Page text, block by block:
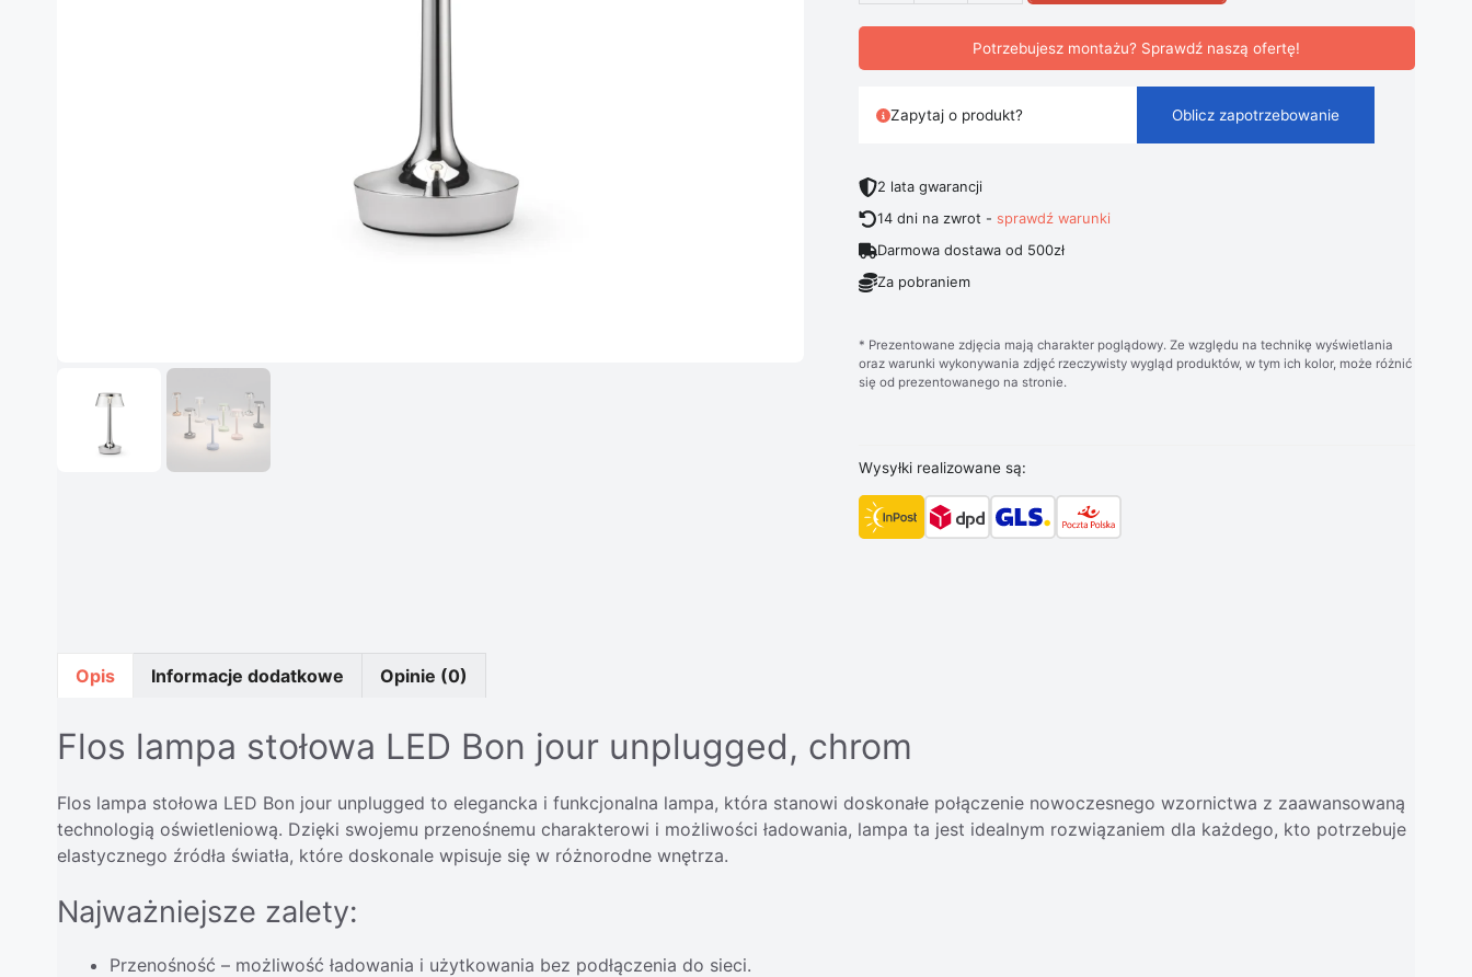
Potrzebujesz montażu? Sprawdź naszą ofertę!
Zapytaj o produkt? Oblicz zapotrzebowanie
2 lata gwarancji
14 dni na zwrot -sprawdź warunki
Darmowa dostawa od 500zł
Za pobraniem
* Prezentowane zdjęcia mają charakter poglądowy. Ze względu na technikę wyświetlania
oraz warunki wykonywania zdjęć rzeczywisty wygląd produktów, w tym ich kolor, może różnić
się od prezentowanego na stronie.
Wysyłki realizowane są:
Opis Informacje dodatkowe Opinie (0)
Flos lampa stołowa LED Bon jour unplugged, chrom
Flos lampa stołowa LED Bon jour unplugged to elegancka i funkcjonalna lampa, która stanowi doskonałe połączenie nowoczesnego wzornictwa z zaawansowaną
technologią oświetleniową. Dzięki swojemu przenośnemu charakterowi i możliwości ładowania, lampa ta jest idealnym rozwiązaniem dla każdego, kto potrzebuje
elastycznego źródła światła, które doskonale wpisuje się w różnorodne wnętrza.
Najważniejsze zalety:
Przenośność – możliwość ładowania i użytkowania bez podłączenia do sieci.